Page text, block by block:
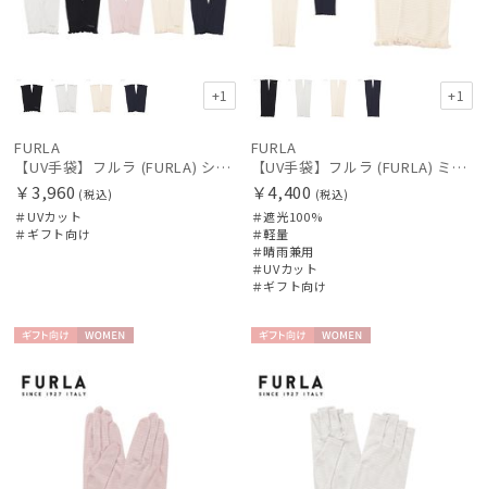
+1
FURLA
【UV手袋】フルラ (FURLA) ショート ＵＶ手袋 フリル 指無し
￥3,960 (税込)
＃UVカット
＃ギフト向け
+1
FURLA
【UV手袋】フルラ (FURLA) ミディアム ＵＶ手袋 フリル 指無し
￥4,400 (税込)
＃遮光100%
＃軽量
＃晴雨兼用
＃UVカット
＃ギフト向け
向け
N
向け
N